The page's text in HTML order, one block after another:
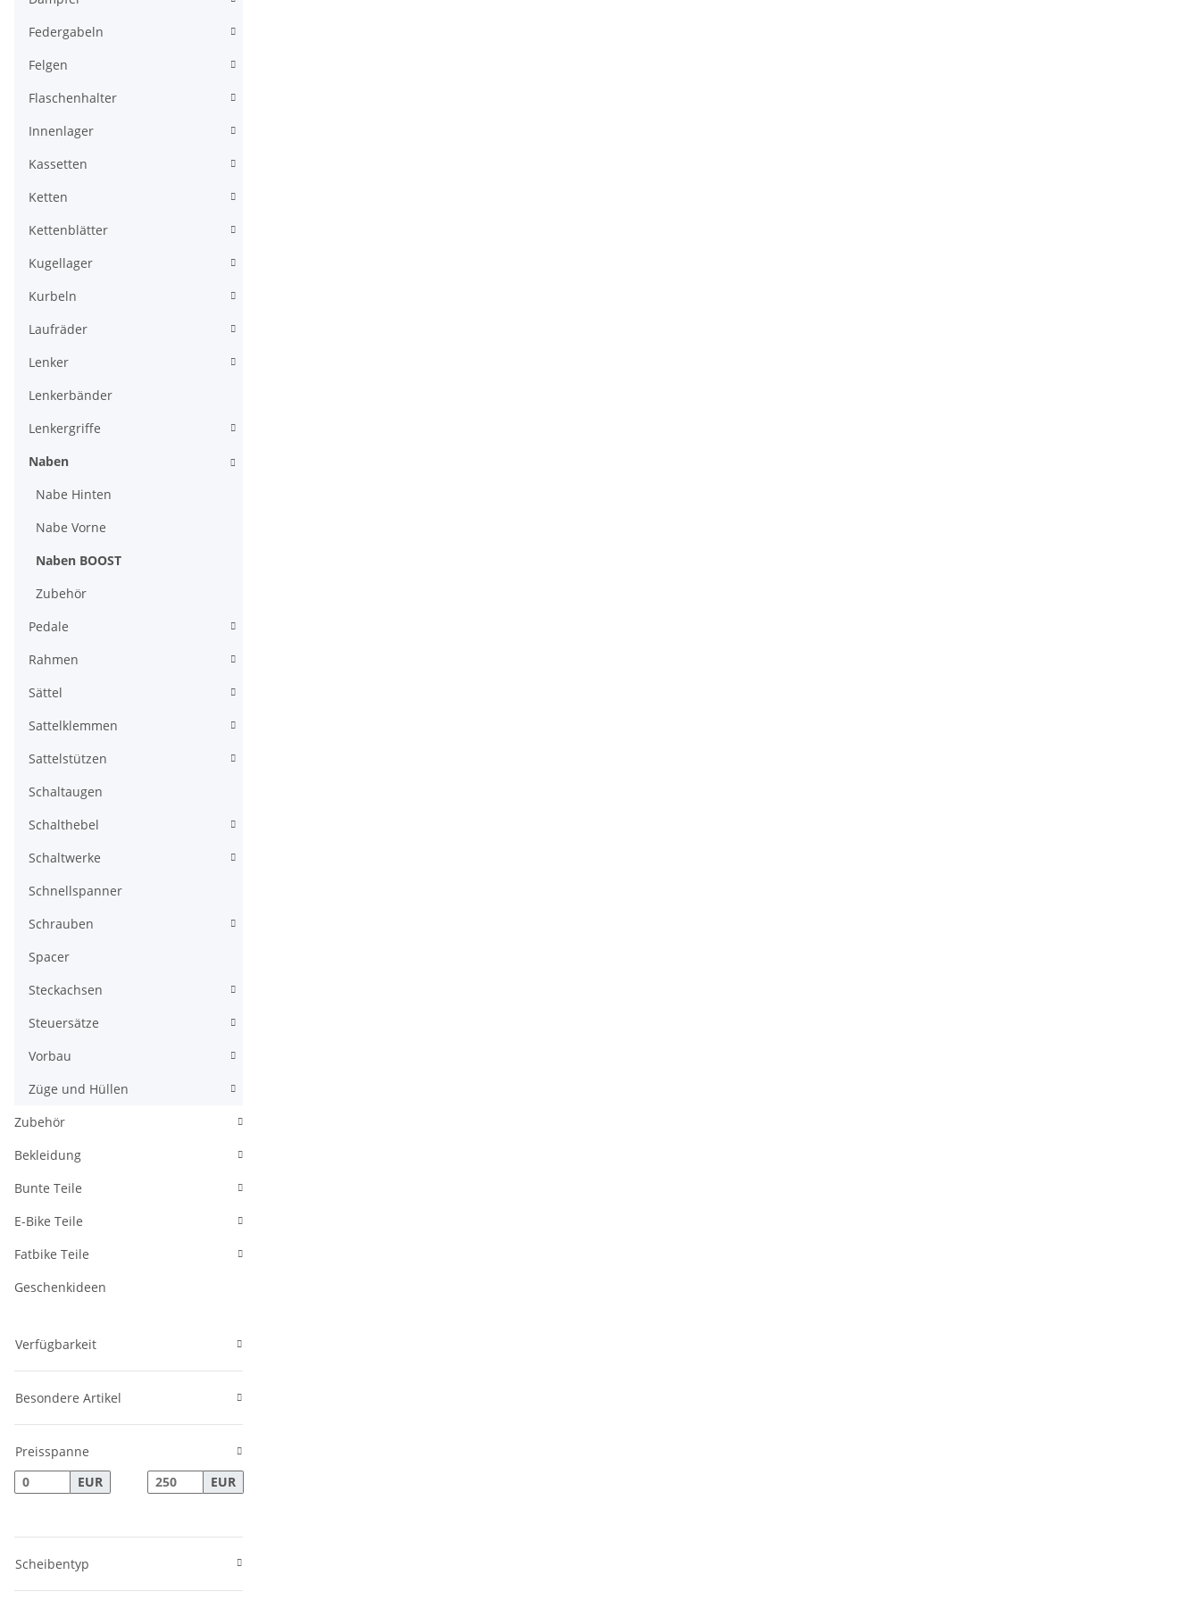
Federgabeln
Felgen
Flaschenhalter
Innenlager
Kassetten
Ketten
Kettenblätter
Kugellager
Kurbeln
Laufräder
Lenker
Lenkerbänder
Lenkergriffe
Naben
Nabe Hinten
Nabe Vorne
Naben BOOST
Zubehör
Pedale
Rahmen
Sättel
Sattelklemmen
Sattelstützen
Schaltaugen
Schalthebel
Schaltwerke
Schnellspanner
Schrauben
Spacer
Steckachsen
Steuersätze
Vorbau
Züge und Hüllen
Zubehör
Bekleidung
Bunte Teile
E-Bike Teile
Fatbike Teile
Geschenkideen
Verfügbarkeit
Besondere Artikel
Preisspanne
EUR
EUR
Scheibentyp